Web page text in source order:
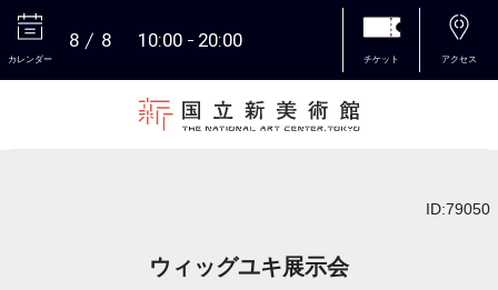
カレンダー
8 8 10:00 20:00
チケット アクセス
ID:79050
ウィッグユキ展示会